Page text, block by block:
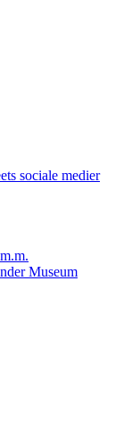
sociale medier
Museum